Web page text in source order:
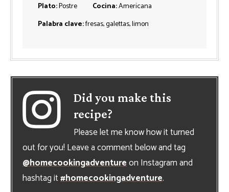
Plato:Postre Cocina:Americana
Palabra clave:fresas, galettas, limon
Did you make this
recipe?
Please let me know how it turned
out for you! Leave a comment below and tag
@homecookingadventureon Instagram and
hashtag it#homecookingadventure.